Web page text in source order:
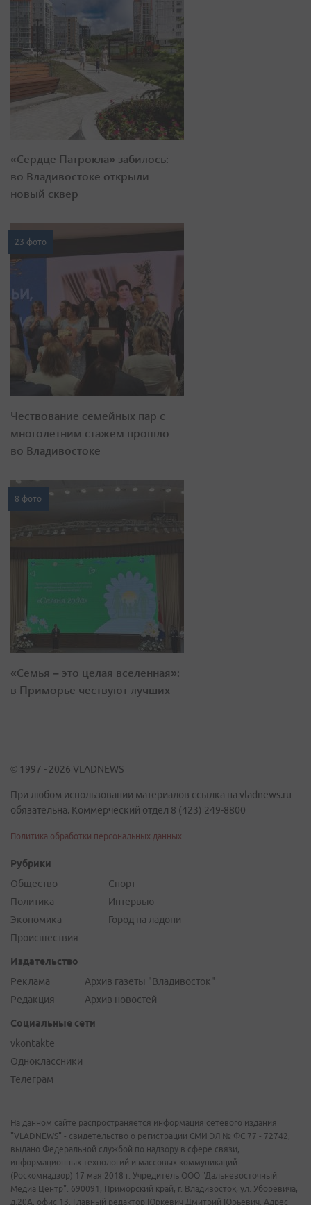
«Сердце Патрокла» забилось:
во Владивостоке открыли
новый сквер
23 фото
Чествование семейных пар с
многолетним стажем прошло
во Владивостоке
8 фото
«Семья – это целая вселенная»:
в Приморье чествуют лучших
© 1997 - 2026 VLADNEWS
При любом использовании материалов ссылка на vladnews.ru
обязательна. Коммерческий отдел 8 (423) 249-8800
Политика обработки персональных данных
Рубрики
Общество
Политика
Экономика
Происшествия
Спорт
Интервью
Город на ладони
Издательство
Реклама
Редакция
Архив газеты "Владивосток"
Архив новостей
Социальные сети
vkontakte
Одноклассники
Телеграм
На данном сайте распространяется информация сетевого издания
"VLADNEWS" - свидетельство о регистрации СМИ ЭЛ № ФС 77 - 72742,
выдано Федеральной службой по надзору в сфере связи,
информационных технологий и массовых коммуникаций
(Роскомнадзор) 17 мая 2018 г. Учредитель ООО "Дальневосточный
Медиа Центр". 690091, Приморский край, г. Владивосток, ул. Уборевича,
д.20А, офис 13. Главный редактор Юркевич Дмитрий Юрьевич. Адрес